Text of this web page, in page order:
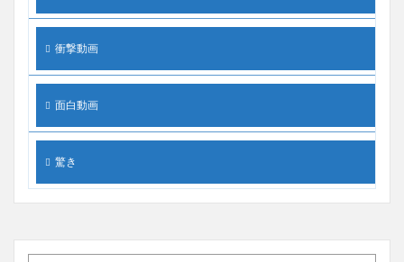
衝撃動画
面白動画
驚き